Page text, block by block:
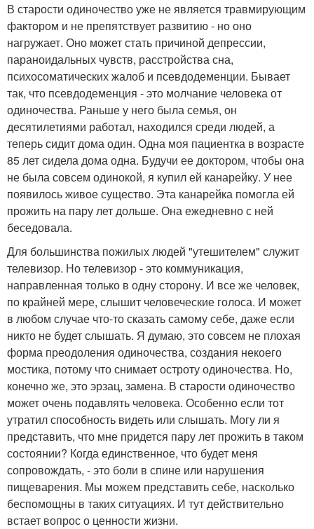
В старости одиночество уже не является травмирующим
фактором и не препятствует развитию - но оно
нагружает. Оно может стать причиной депрессии,
параноидальных чувств, расстройства сна,
психосоматических жалоб и псевдодеменции. Бывает
так, что псевдодеменция - это молчание человека от
одиночества. Раньше у него была семья, он
десятилетиями работал, находился среди людей, а
теперь сидит дома один. Одна моя пациентка в возрасте
85 лет сидела дома одна. Будучи ее доктором, чтобы она
не была совсем одинокой, я купил ей канарейку. У нее
появилось живое существо. Эта канарейка помогла ей
прожить на пару лет дольше. Она ежедневно с ней
беседовала.
Для большинства пожилых людей "утешителем" служит
телевизор. Но телевизор - это коммуникация,
направленная только в одну сторону. И все же человек,
по крайней мере, слышит человеческие голоса. И может
в любом случае что-то сказать самому себе, даже если
никто не будет слышать. Я думаю, это совсем не плохая
форма преодоления одиночества, создания некоего
мостика, потому что снимает остроту одиночества. Но,
конечно же, это эрзац, замена. В старости одиночество
может очень подавлять человека. Особенно если тот
утратил способность видеть или слышать. Могу ли я
представить, что мне придется пару лет прожить в таком
состоянии? Когда единственное, что будет меня
сопровождать, - это боли в спине или нарушения
пищеварения. Мы можем представить себе, насколько
беспомощны в таких ситуациях. И тут действительно
встает вопрос о ценности жизни.